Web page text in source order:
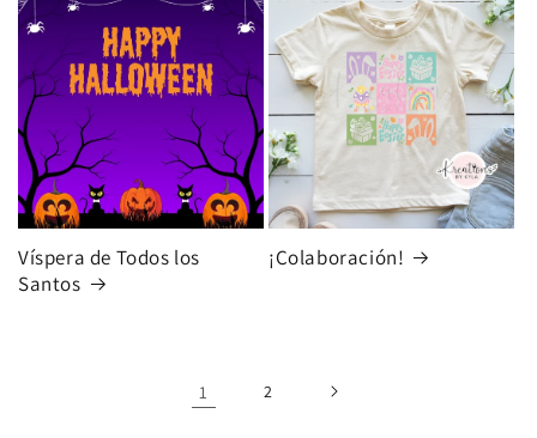
Víspera de Todos los
Santos
¡Colaboración!
1 2